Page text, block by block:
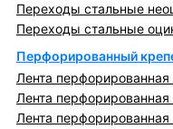
Переходы стальные
Переходы стальные
Перфорированный
Лента перфорированная
Лента
Лента